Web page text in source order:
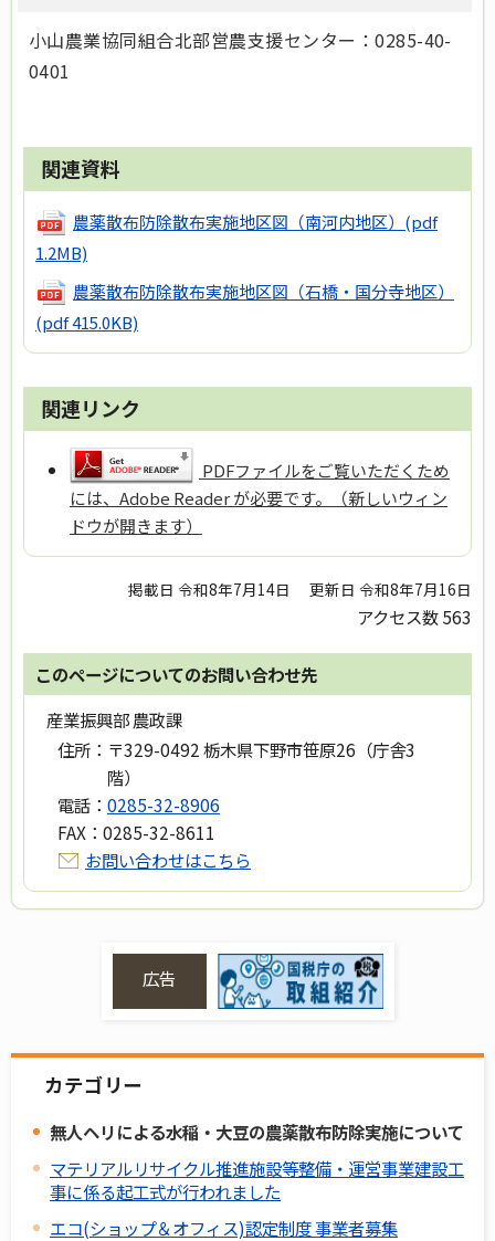
小山農業協同組合北部営農支援センター：0285-40-
0401
関連資料
農薬散布防除散布実施地区図（南河内地区） (pdf
1.2MB)
農薬散布防除散布実施地区図（石橋・国分寺地区）
(pdf 415.0KB)
関連リンク
PDFファイルをご覧いただくため
には、Adobe Reader が必要です。（新しいウィン
ドウが開きます）
掲載日 令和8年7月14日 更新日 令和8年7月16日
アクセス数563
このページについてのお問い合わせ先
産業振興部 農政課
住所： 〒329-0492 栃木県下野市笹原26（庁舎3
階）
電話： 0285-32-8906
FAX： 0285-32-8611
お問い合わせはこちら
広告
カテゴリー
無人ヘリによる水稲・大豆の農薬散布防除実施について
マテリアルリサイクル推進施設等整備・運営事業建設工
事に係る起工式が行われました
エコ(ショップ＆オフィス)認定制度 事業者募集